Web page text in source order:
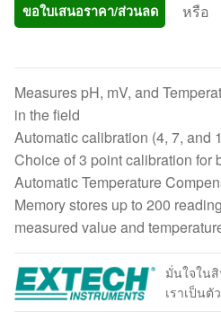
ขอใบเสนอราคา/ส่วนลด หรือ
Measures pH, mV, and
in the field
Automatic calibration (4, 7, and
Choice of 3 point calibration for
Automatic Temperature
Memory stores up to 200
measured value and
มั่นใจใน
เราเป็นตั